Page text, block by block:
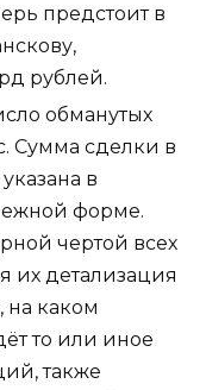
предстоит в
рублей.
обманутых
Сумма сделки в
в
форме.
чертой всех
их детализация
каком
то или иное
также